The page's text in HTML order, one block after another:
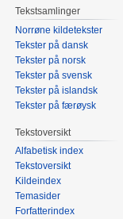
Tekstsamlinger
Norrøne kildetekster
Tekster på dansk
Tekster på norsk
Tekster på svensk
Tekster på islandsk
Tekster på færøysk
Tekstoversikt
Alfabetisk index
Tekstoversikt
Kildeindex
Temasider
Forfatterindex